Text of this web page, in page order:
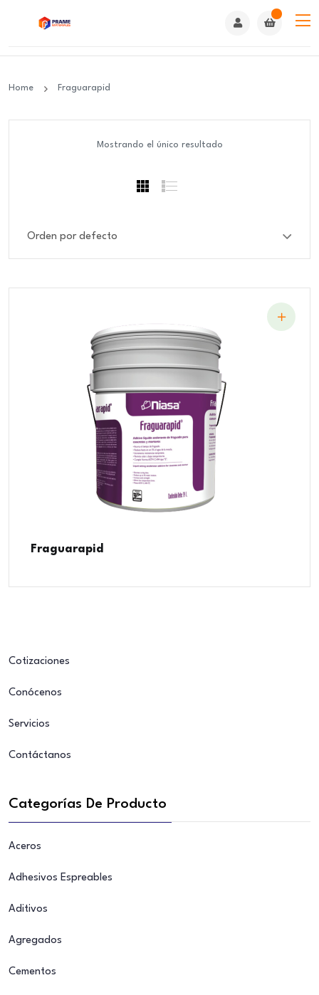
Home Fraguarapid
Mostrando el único resultado
Fraguarapid
Cotizaciones
Conócenos
Servicios
Contáctanos
Categorías De Producto
Aceros
Adhesivos Espreables
Aditivos
Agregados
Cementos